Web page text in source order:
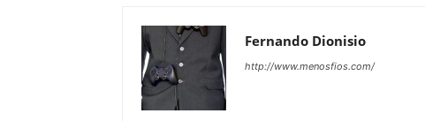
Fernando Dionisio
http://www.menosfios.com/